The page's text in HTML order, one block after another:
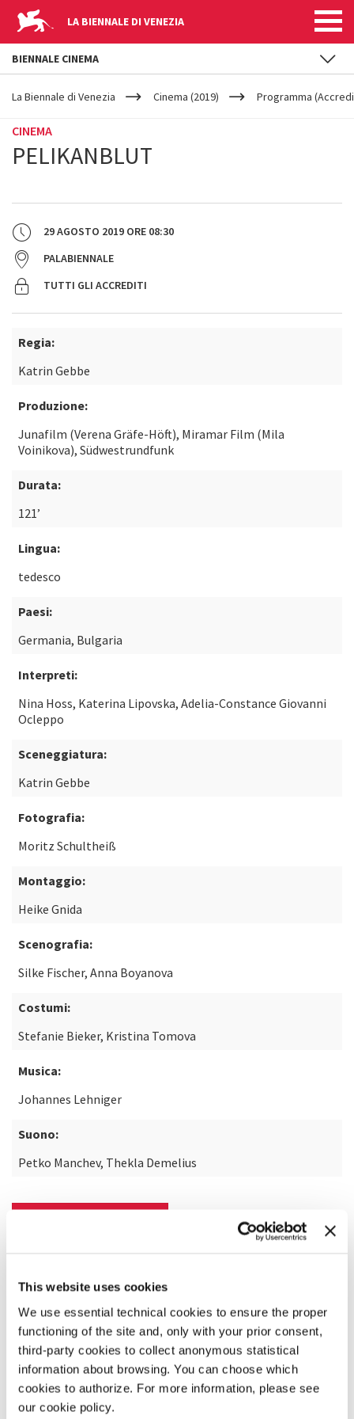
This website uses cookies
We use essential technical cookies to ensure the proper
functioning of the site and, only with your prior consent,
third-party cookies to collect anonymous statistical
information about browsing. You can choose which
cookies to authorize. For more information, please see
our cookie policy.
LA BIENNALE DI VENEZIA
YOUR
ARE
La Biennale di Venezia Cinema (2019) Programma
CINEMA
PELIKANBLUT
29 AGOSTO 2019 ORE 08:30
PALABIENNALE
TUTTI GLI ACCREDITI
Regia:
Katrin Gebbe
Produzione:
Junafilm (Verena Gräfe-Höft), Miramar Film (Mila
Voinikova), Südwestrundfunk
Durata:
121’
Lingua:
tedesco
Paesi:
Germania, Bulgaria
Interpreti:
Nina Hoss, Katerina Lipovska, Adelia-Constance Giovanni
Ocleppo
Sceneggiatura:
Katrin Gebbe
Fotografia:
Moritz Schultheiß
Montaggio:
Heike Gnida
Scenografia:
Silke Fischer, Anna Boyanova
Costumi:
Stefanie Bieker, Kristina Tomova
Musica:
Johannes Lehniger
Suono:
Petko Manchev, Thekla Demelius
BIENNALE CINEMA